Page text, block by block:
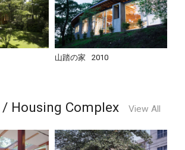
山踏の家 2010
/ Housing Complex View All